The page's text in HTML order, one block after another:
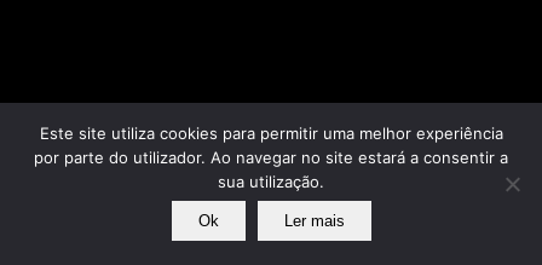
Este site utiliza cookies para permitir uma melhor experiência
por parte do utilizador. Ao navegar no site estará a consentir a
sua utilização.
Ok Ler mais